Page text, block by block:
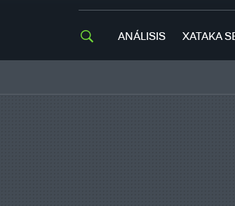
ANÁLISIS XATAKA